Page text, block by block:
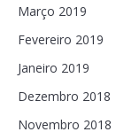
Março 2019
Fevereiro 2019
Janeiro 2019
Dezembro 2018
Novembro 2018